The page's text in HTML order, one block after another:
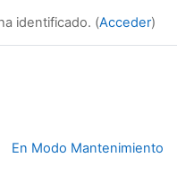
identificado. (Acceder)
En Modo Mantenimiento